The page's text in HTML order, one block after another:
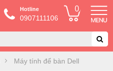
Hotline
0907111106
0
Máy tính để bàn Dell